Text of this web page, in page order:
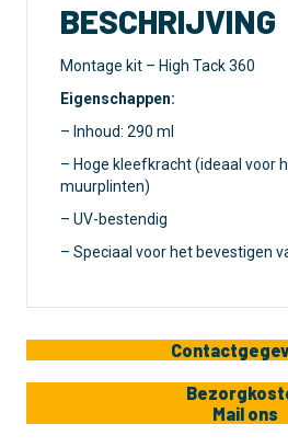
:
BESCHRIJVING
Montage kit – High Tack 360
Eigenschappen:
– Inhoud: 290 ml
– Hoge kleefkracht (ideaal voor
muurplinten)
– UV-bestendig
– Speciaal voor het bevestigen
Mail ons